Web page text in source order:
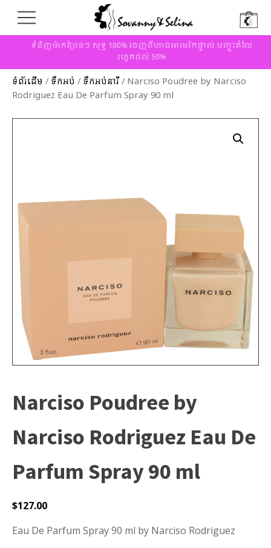
ទំនិញម៉ាកប្រែនៗ សុទ្ធ 100% ចេញពីហាងអាមេរិកផ្ទាល់ បញ្ចុះតំលៃ
រហូតដល់ 50%
ទំព័រដើម / ទឹកអប់ / ទឹកអប់នារី/ Narciso Poudree by Narciso
Rodriguez Eau De Parfum Spray 90 ml
Narciso Poudree by
Narciso Rodriguez Eau De
Parfum Spray 90 ml
$127.00
Eau De Parfum Spray 90 ml by Narciso Rodriguez